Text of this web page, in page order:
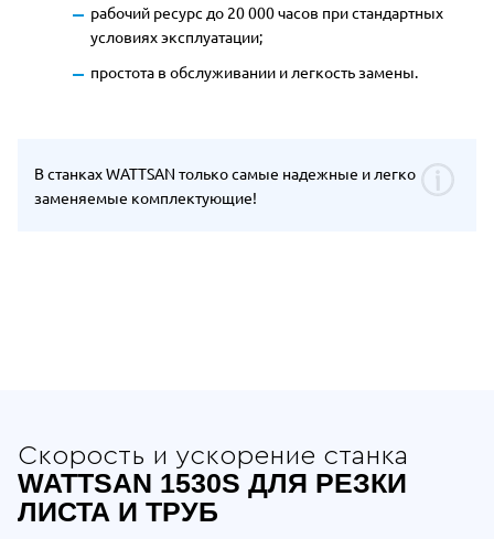
рабочий ресурс до 20 000 часов при стандартных
условиях эксплуатации;
простота в обслуживании и легкость замены.
В станках WATTSAN только самые надежные и легко
заменяемые комплектующие!
Скорость и ускорение станка
WATTSAN 1530S ДЛЯ РЕЗКИ
ЛИСТА И ТРУБ